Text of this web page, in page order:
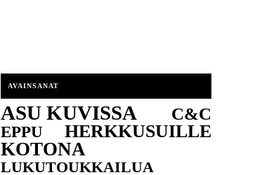
AVAINSANAT
ASU KUVISSA C&C
EPPU HERKKUSUILLE
KOTONA
LUKUTOUKKAILUA